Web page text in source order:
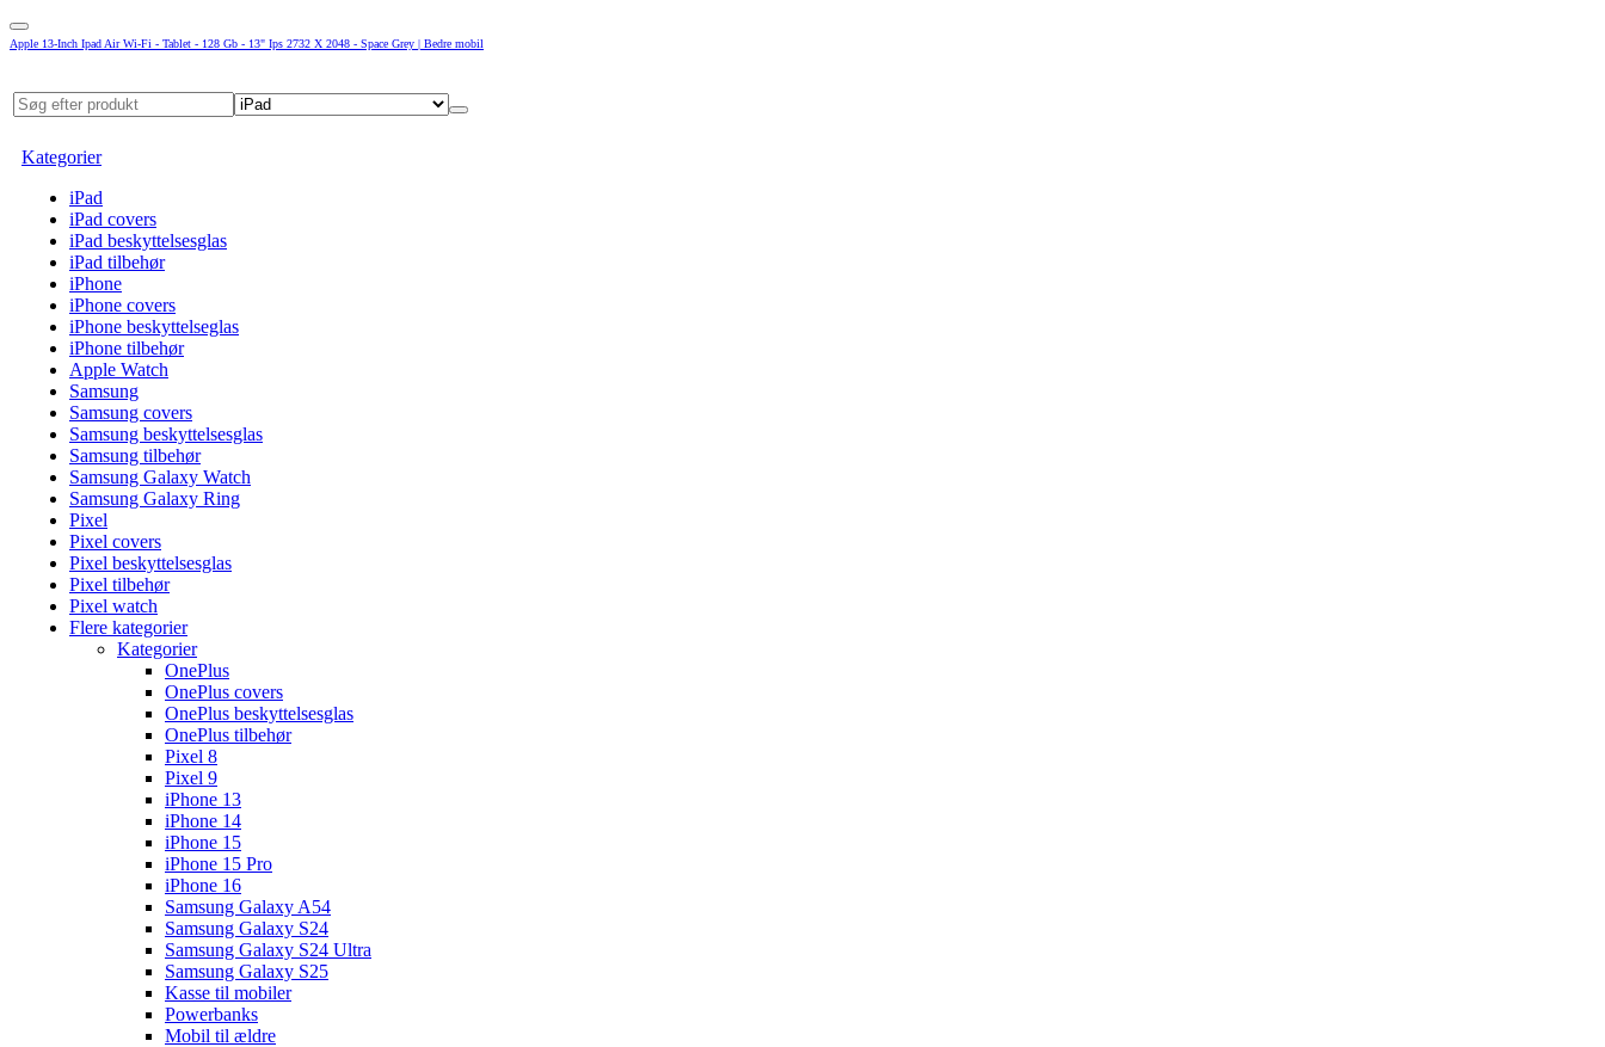
Apple 13-Inch Ipad Air Wi-Fi - Tablet - 128 Gb - 13" Ips 2732 X 2048 - Space Grey | Bedre mobil
Kategorier
iPad
iPad covers
iPad beskyttelsesglas
iPad tilbehør
iPhone
iPhone covers
iPhone beskyttelseglas
iPhone tilbehør
Apple Watch
Samsung
Samsung covers
Samsung beskyttelsesglas
Samsung tilbehør
Samsung Galaxy Watch
Samsung Galaxy Ring
Pixel
Pixel covers
Pixel beskyttelsesglas
Pixel tilbehør
Pixel watch
Flere kategorier
Kategorier
OnePlus
OnePlus covers
OnePlus beskyttelsesglas
OnePlus tilbehør
Pixel 8
Pixel 9
iPhone 13
iPhone 14
iPhone 15
iPhone 15 Pro
iPhone 16
Samsung Galaxy A54
Samsung Galaxy S24
Samsung Galaxy S24 Ultra
Samsung Galaxy S25
Kasse til mobiler
Powerbanks
Mobil til ældre